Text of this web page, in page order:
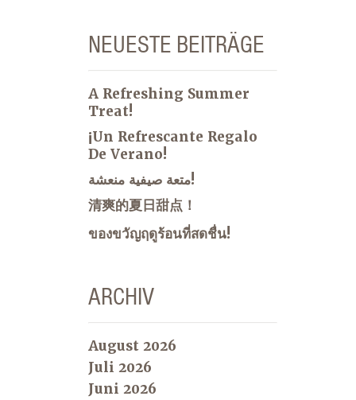
NEUESTE BEITRÄGE
A Refreshing Summer
Treat!
¡Un Refrescante Regalo
De Verano!
متعة صيفية منعشة!
清爽的夏日甜点！
ของขวัญฤดูร้อนที่สดชื่น!
ARCHIV
August 2026
Juli 2026
Juni 2026